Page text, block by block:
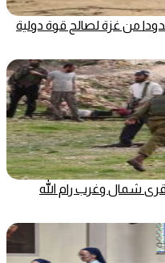
من غزة لصالح قوة دولية
شمال وغرب رام الله